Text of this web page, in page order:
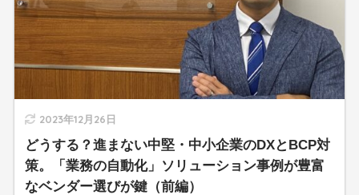
2023年12月26日
どうする？進まない中堅・中小企業のDXとBCP対
策。「業務の自動化」ソリューション事例が豊富
なベンダー選びが鍵（前編）